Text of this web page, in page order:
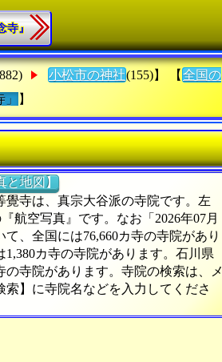
寺』
小松市の神社(155)】 【 全国の
」 】
と地図】
覺寺は、真宗大谷派の寺院です。左
航空写真』です。なお「2026年07月
て、全国には76,660カ寺の寺院があり
1,380カ寺の寺院があります。石川県
の寺院があります。寺院の検索は、メ
索】に寺院名などを入力してくださ